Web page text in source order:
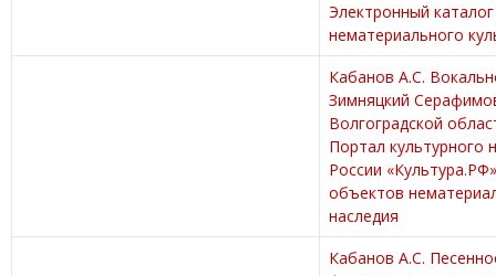
Электронный
нематериального
Кабанов А.С.
Зимняцкий
Волгоградской
Портал культурного
России
объектов
наследия
Кабанов А.С.